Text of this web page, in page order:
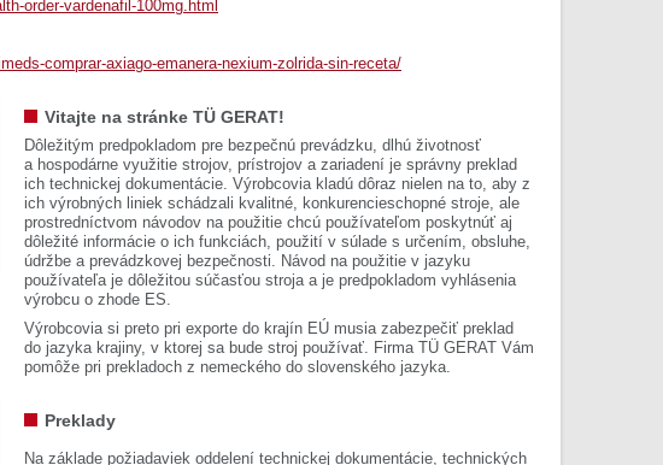
order-vardenafil-100mg.html
comprar-axiago-emanera-nexium-zolrida-sin-receta/
Vitajte na stránke TÜ GERAT!
Dôležitým predpokladom pre bezpečnú prevádzku, dlhú životnosť
a hospodárne využitie strojov, prístrojov a zariadení je správny preklad
ich technickej dokumentácie. Výrobcovia kladú dôraz nielen na to, aby z
ich výrobných liniek schádzali kvalitné, konkurencieschopné stroje, ale
prostredníctvom návodov na použitie chcú používateľom poskytnúť aj
dôležité informácie o ich funkciách, použití v súlade s určením, obsluhe,
údržbe a prevádzkovej bezpečnosti. Návod na použitie v jazyku
používateľa je dôležitou súčasťou stroja a je predpokladom vyhlásenia
výrobcu o zhode ES.
Výrobcovia si preto pri exporte do krajín EÚ musia zabezpečiť preklad
do jazyka krajiny, v ktorej sa bude stroj používať. Firma TÜ GERAT Vám
pomôže pri prekladoch z nemeckého do slovenského jazyka.
Preklady
Na základe požiadaviek oddelení technickej dokumentácie, technických